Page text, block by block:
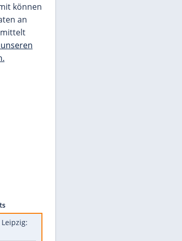
jetzt aktivieren
Ich bin damit einverstanden,
dass mir externe Inhalte